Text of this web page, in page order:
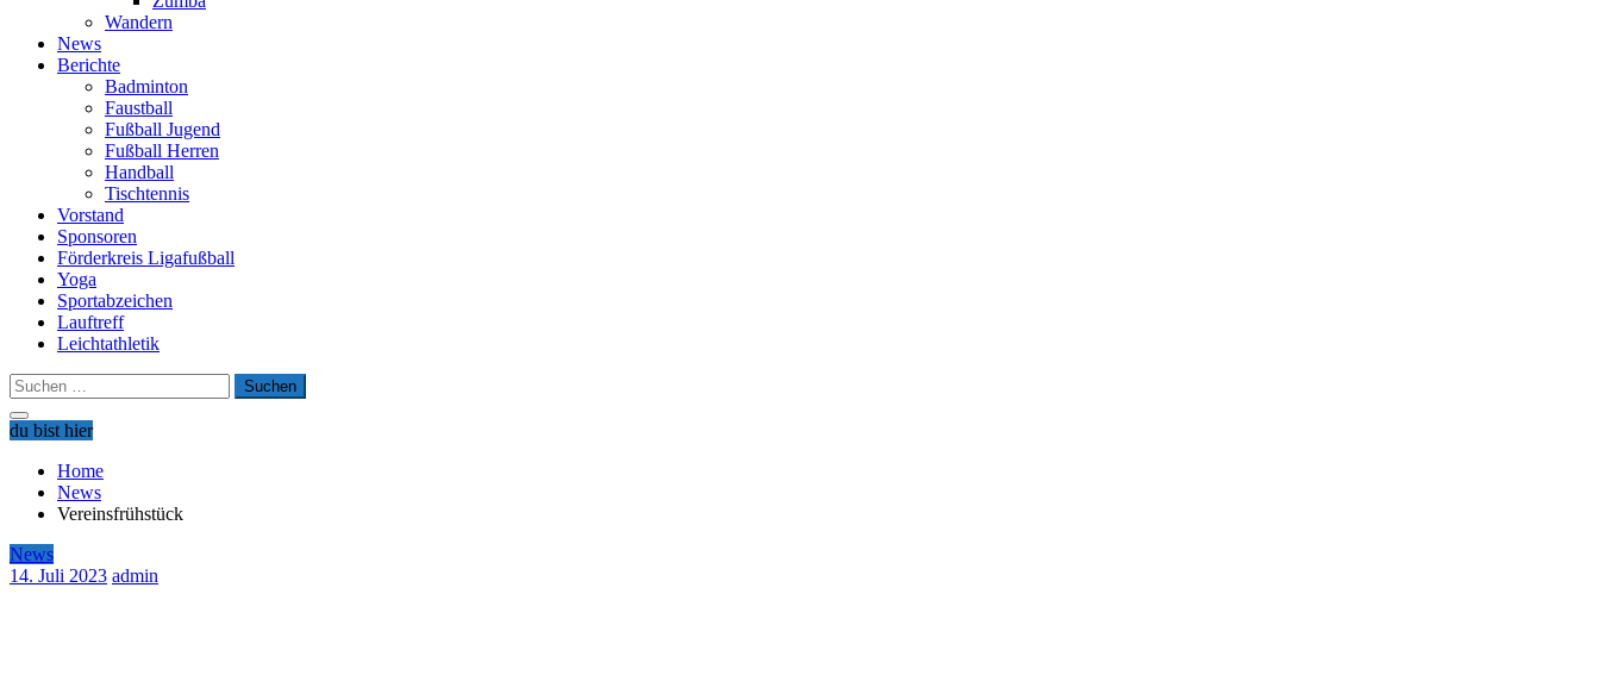
Wandern
News
Berichte
Badminton
Faustball
Fußball Jugend
Fußball Herren
Handball
Tischtennis
Vorstand
Sponsoren
Förderkreis Ligafußball
Yoga
Sportabzeichen
Lauftreff
Leichtathletik
Suchen
nach:
du bist hier
Home
News
Vereinsfrühstück
News
14. Juli 2023 admin